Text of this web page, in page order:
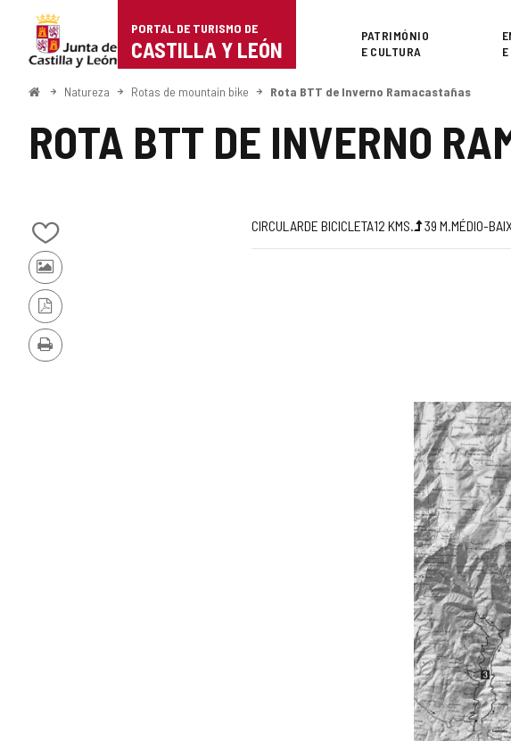
Portal
de
Turismo
Castilla
León
PORTAL DE TURISMO DE
CASTILLA Y LEÓN
Superior
PATRIMÓNIO
E CULTURA
ComeçoNatureza Rotas de mountain bike Rota BTT de Inverno Ramacastañas
ROTA BTT DE INVERNO
Adicionar
/
remover
de
meus
cadernos
Fotos
de
outros
turistas
Versão
PDF
Imprimir
Jornada
CIRCULAR
MetadeDE BICICLETA
Comprimento
12 KMS.
Gradiente
39 M.
Dificuldade
MÉDIO-
Link